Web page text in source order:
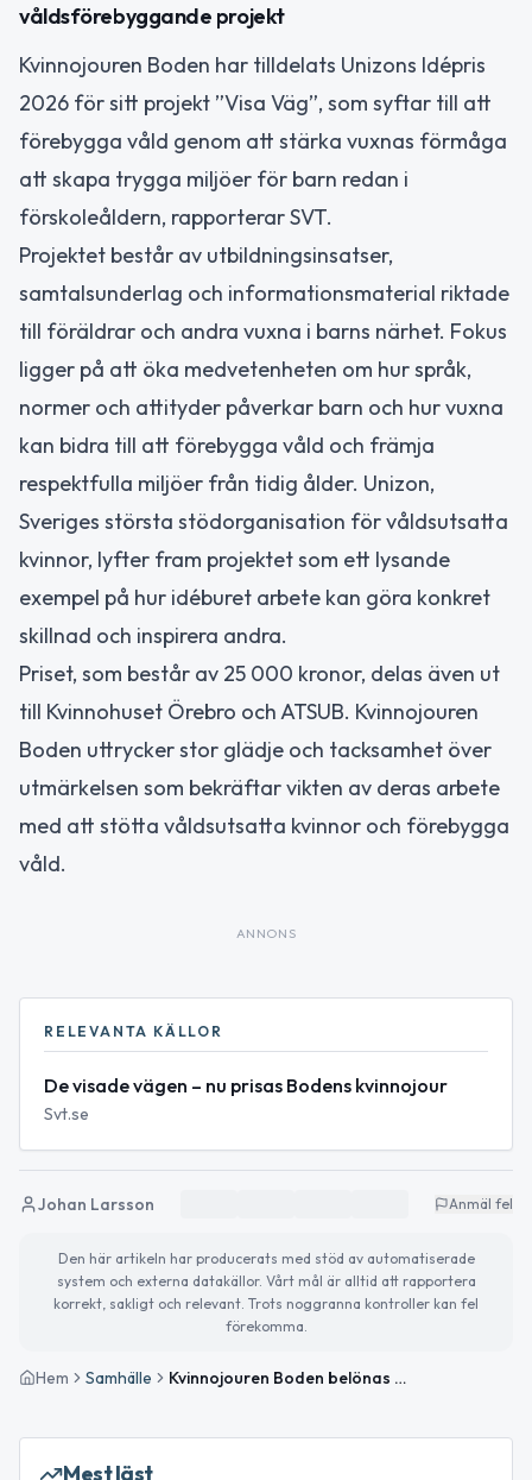
våldsförebyggande projekt
Kvinnojouren Boden har tilldelats Unizons Idépris
2026 för sitt projekt ”Visa Väg”, som syftar till att
förebygga våld genom att stärka vuxnas förmåga
att skapa trygga miljöer för barn redan i
förskoleåldern, rapporterar SVT.
Projektet består av utbildningsinsatser,
samtalsunderlag och informationsmaterial riktade
till föräldrar och andra vuxna i barns närhet. Fokus
ligger på att öka medvetenheten om hur språk,
normer och attityder påverkar barn och hur vuxna
kan bidra till att förebygga våld och främja
respektfulla miljöer från tidig ålder. Unizon,
Sveriges största stödorganisation för våldsutsatta
kvinnor, lyfter fram projektet som ett lysande
exempel på hur idéburet arbete kan göra konkret
skillnad och inspirera andra.
Priset, som består av 25 000 kronor, delas även ut
till Kvinnohuset Örebro och ATSUB. Kvinnojouren
Boden uttrycker stor glädje och tacksamhet över
utmärkelsen som bekräftar vikten av deras arbete
med att stötta våldsutsatta kvinnor och förebygga
våld.
ANNONS
RELEVANTA KÄLLOR
De visade vägen – nu prisas Bodens kvinnojour
Svt.se
Johan Larsson Anmäl fel
Den här artikeln har producerats med stöd av automatiserade
system och externa datakällor. Vårt mål är alltid att rapportera
korrekt, sakligt och relevant. Trots noggranna kontroller kan fel
förekomma.
Hem Samhälle Kvinnojouren Boden belönas för våldsförebyggande projekt ”Visa Väg”
Mest läst